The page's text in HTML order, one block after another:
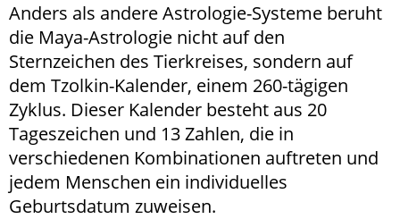
Anders als andere Astrologie-Systeme beruht
die Maya-Astrologie nicht auf den
Sternzeichen des Tierkreises, sondern auf
dem Tzolkin-Kalender, einem 260-tägigen
Zyklus. Dieser Kalender besteht aus 20
Tageszeichen und 13 Zahlen, die in
verschiedenen Kombinationen auftreten und
jedem Menschen ein individuelles
Geburtsdatum zuweisen.